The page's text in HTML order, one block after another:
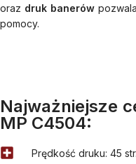
oraz druk banerów
pomocy.
Najważniejsze
MP C4504:
Prędkość druku: 45